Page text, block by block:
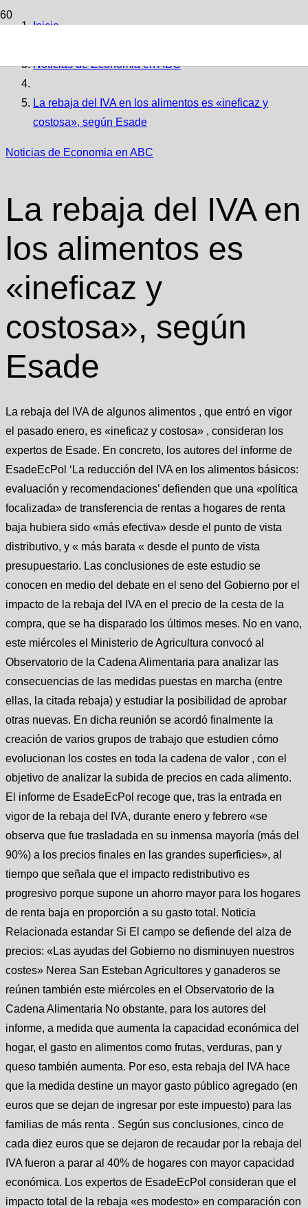
Inicio
Noticias de Economia en ABC
La rebaja del IVA en los alimentos es «ineficaz y
costosa», según Esade
Noticias de Economia en ABC
La rebaja del IVA en
los alimentos es
«ineficaz y
costosa», según
Esade
La rebaja del IVA de algunos alimentos , que entró en vigor
el pasado enero, es «ineficaz y costosa» , consideran los
expertos de Esade. En concreto, los autores del informe de
EsadeEcPol ‘La reducción del IVA en los alimentos básicos:
evaluación y recomendaciones’ defienden que una «política
focalizada» de transferencia de rentas a hogares de renta
baja hubiera sido «más efectiva» desde el punto de vista
distributivo, y « más barata « desde el punto de vista
presupuestario. Las conclusiones de este estudio se
conocen en medio del debate en el seno del Gobierno por el
impacto de la rebaja del IVA en el precio de la cesta de la
compra, que se ha disparado los últimos meses. No en vano,
este miércoles el Ministerio de Agricultura convocó al
Observatorio de la Cadena Alimentaria para analizar las
consecuencias de las medidas puestas en marcha (entre
ellas, la citada rebaja) y estudiar la posibilidad de aprobar
otras nuevas. En dicha reunión se acordó finalmente la
creación de varios grupos de trabajo que estudien cómo
evolucionan los costes en toda la cadena de valor , con el
objetivo de analizar la subida de precios en cada alimento.
El informe de EsadeEcPol recoge que, tras la entrada en
vigor de la rebaja del IVA, durante enero y febrero «se
observa que fue trasladada en su inmensa mayoría (más del
90%) a los precios finales en las grandes superficies», al
tiempo que señala que el impacto redistributivo es
progresivo porque supone un ahorro mayor para los hogares
de renta baja en proporción a su gasto total. Noticia
Relacionada estandar Si El campo se defiende del alza de
precios: «Las ayudas del Gobierno no disminuyen nuestros
costes» Nerea San Esteban Agricultores y ganaderos se
reúnen también este miércoles en el Observatorio de la
Cadena Alimentaria No obstante, para los autores del
informe, a medida que aumenta la capacidad económica del
hogar, el gasto en alimentos como frutas, verduras, pan y
queso también aumenta. Por eso, esta rebaja del IVA hace
que la medida destine un mayor gasto público agregado (en
euros que se dejan de ingresar por este impuesto) para las
familias de más renta . Según sus conclusiones, cinco de
cada diez euros que se dejaron de recaudar por la rebaja del
IVA fueron a parar al 40% de hogares con mayor capacidad
económica. Los expertos de EsadeEcPol consideran que el
impacto total de la rebaja «es modesto» en comparación con